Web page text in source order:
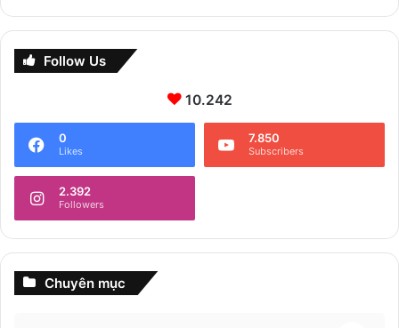
Follow Us
10.242
0
Likes
7.850
Subscribers
2.392
Followers
Chuyên mục